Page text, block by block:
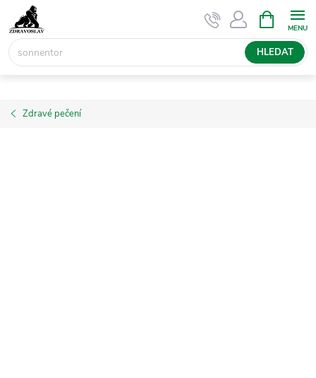
na
obsah
HLEDAT
NÁKUPNÍ
KOŠÍK
Zdravé pečení